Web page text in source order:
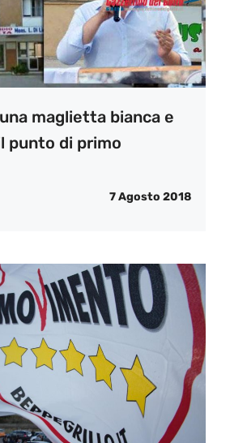
maglietta bianca e
punto di primo
7 Agosto 2018